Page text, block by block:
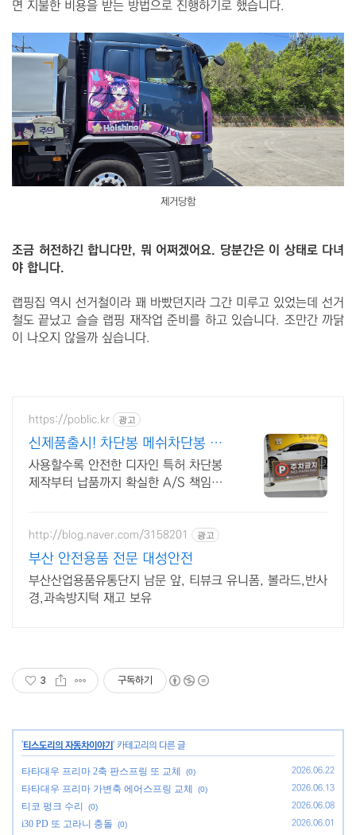
면 지불한 비용을 받는 방법으로 진행하기로 했습니다.
제거당함
조금 허전하긴 합니다만, 뭐 어쩌겠어요. 당분간은 이 상태로 다녀
야 합니다.
랩핑집 역시 선거철이라 꽤 바빴던지라 그간 미루고 있었는데 선거
철도 끝났고 슬슬 랩핑 재작업 준비를 하고 있습니다. 조만간 까닭
이 나오지 않을까 싶습니다.
https://poblic.kr 광고
신제품출시! 차단봉 메쉬차단봉 출
시!
사용할수록 안전한 디자인 특허 차단봉
제작부터 납품까지 확실한 A/S 책임시
제작
http://blog.naver.com/3158201 광고
부산 안전용품 전문 대성안전
부산산업용품유통단지 남문 앞, 티뷰크 유니폼, 볼라드,반사
경,과속방지턱 재고 보유
3 구독하기
'티스도리의 자동차이야기 ' 카테고리의 다른 글
타타대우 프리마 2축 판스프링 또 교체 (0) 2026.06.22
타타대우 프리마 가변축 에어스프링 교체 (0) 2026.06.13
티코 펑크 수리 (0) 2026.06.08
i30 PD 또 고라니 충돌 (0) 2026.06.01